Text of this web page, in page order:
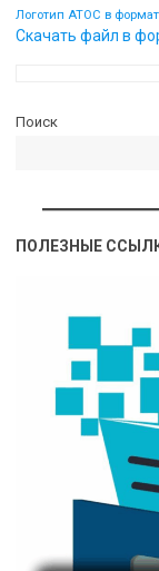
Логотип АТОС в
Скачать файл в
Поиск
ПОЛЕЗНЫЕ